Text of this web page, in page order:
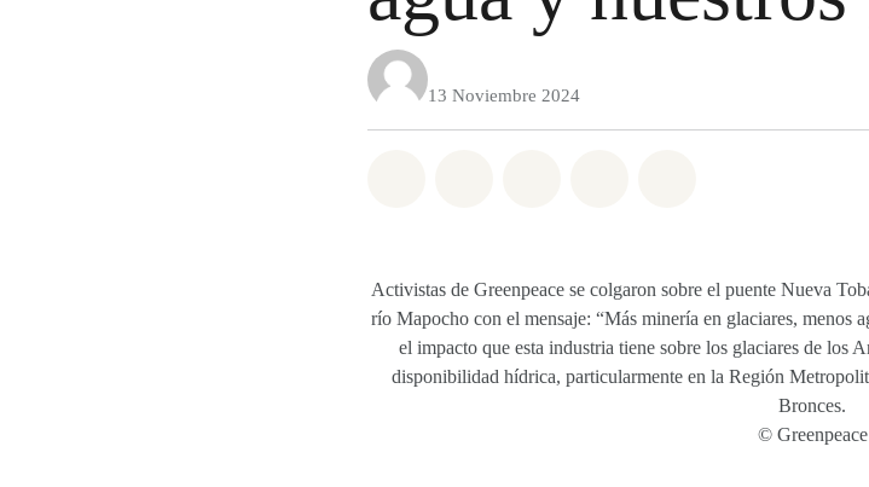
13 Noviembre 2024
Activistas de Greenpeace se colgaron sobre el puente Nueva
río Mapocho con el mensaje: “Más minería en glaciares, menos
el impacto que esta industria tiene sobre los glaciares de los
disponibilidad hídrica, particularmente en la Región
Bronces.
© Greenpeace